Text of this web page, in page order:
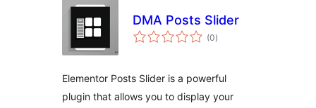
DMA Posts Slider
(0notes
en
)
Elementor Posts Slider is a powerful
plugin that allows you to display your